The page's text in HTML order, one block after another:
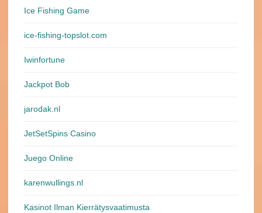
Ice Fishing Game
ice-fishing-topslot.com
Iwinfortune
Jackpot Bob
jarodak.nl
JetSetSpins Casino
Juego Online
karenwullings.nl
Kasinot Ilman Kierrätysvaatimusta